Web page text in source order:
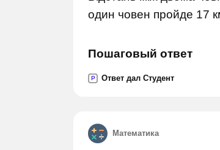
один човен пройде 17
Пошаговый ответ
P Ответ дал Студент
Математика